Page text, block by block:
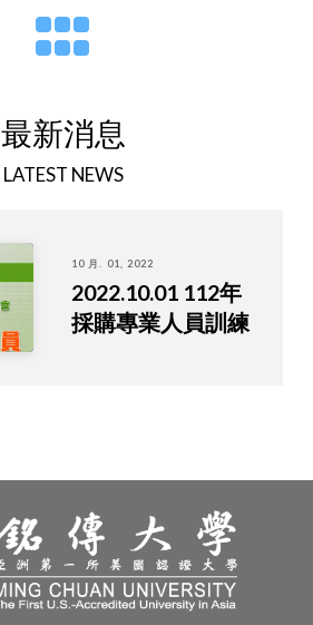
最新消息
LATEST NEWS
10 月. 01, 2022
2022.10.01 112年
採購專業人員訓練